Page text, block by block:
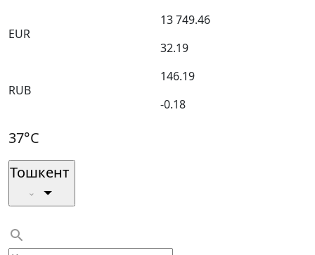
EUR
13 749.46
32.19
RUB
146.19
-0.18
37°C
Тошкент